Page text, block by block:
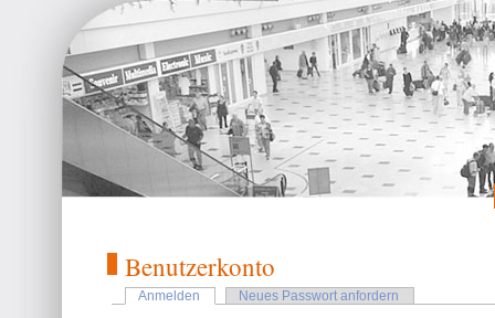
Benutzerkonto
Anmelden
Neues Passwort anfordern